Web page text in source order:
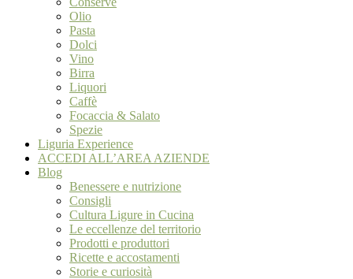
Olio
Pasta
Dolci
Vino
Birra
Liquori
Caffè
Focaccia & Salato
Spezie
Liguria Experience
ACCEDI ALL’AREA AZIENDE
Blog
Benessere e nutrizione
Consigli
Cultura Ligure in Cucina
Le eccellenze del territorio
Prodotti e produttori
Ricette e accostamenti
Storie e curiosità